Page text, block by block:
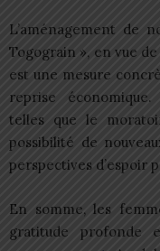
L’aménagement de
Togograin », en vue
est une mesure
reprise économique.
telles que le
possibilité de
perspectives d’espoir
En somme, les
gratitude profonde